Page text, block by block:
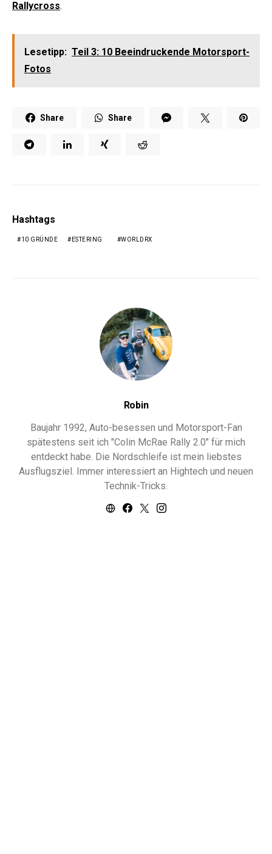
Rallycross.
Lesetipp: Teil 3: 10 Beeindruckende Motorsport-
Fotos
Share Share
Hashtags
10 GRÜNDE ESTERING WORLDRX
Robin
Baujahr 1992, Auto-besessen und Motorsport-Fan
spätestens seit ich "Colin McRae Rally 2.0" für mich
entdeckt habe. Die Nordschleife ist mein liebstes
Ausflugsziel. Immer interessiert an Hightech und neuen
Technik-Tricks.